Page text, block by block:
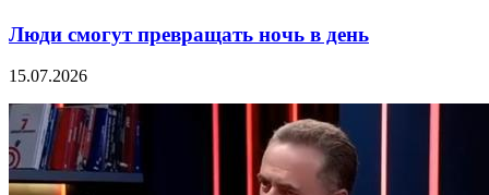
Люди смогут превращать ночь в день
15.07.2026